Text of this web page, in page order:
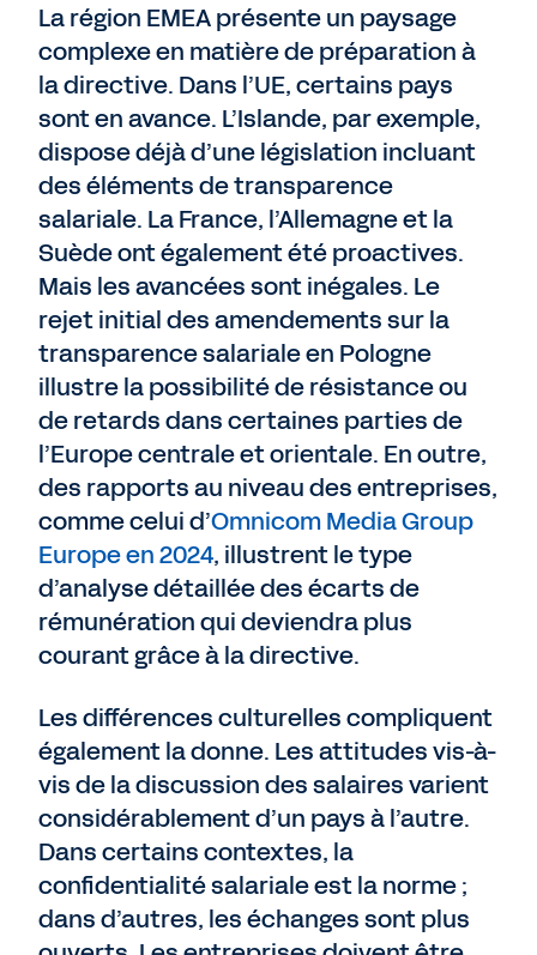
La région EMEA présente un paysage
complexe en matière de préparation à
la directive. Dans l’UE, certains pays
sont en avance. L’Islande, par exemple,
dispose déjà d’une législation incluant
des éléments de transparence
salariale. La France, l’Allemagne et la
Suède ont également été proactives.
Mais les avancées sont inégales. Le
rejet initial des amendements sur la
transparence salariale en Pologne
illustre la possibilité de résistance ou
de retards dans certaines parties de
l’Europe centrale et orientale. En outre,
des rapports au niveau des entreprises,
comme celui d’Omnicom Media Group
Europe en 2024, illustrent le type
d’analyse détaillée des écarts de
rémunération qui deviendra plus
courant grâce à la directive.
Les différences culturelles compliquent
également la donne. Les attitudes vis-à-
vis de la discussion des salaires varient
considérablement d’un pays à l’autre.
Dans certains contextes, la
confidentialité salariale est la norme ;
dans d’autres, les échanges sont plus